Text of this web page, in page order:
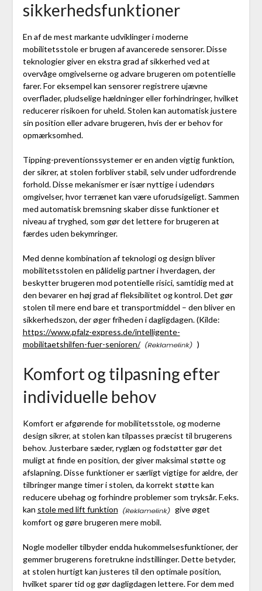
sikkerhedsfunktioner
En af de mest markante udviklinger i moderne
mobilitetsstole er brugen af avancerede sensorer. Disse
teknologier giver en ekstra grad af sikkerhed ved at
overvåge omgivelserne og advare brugeren om potentielle
farer. For eksempel kan sensorer registrere ujævne
overflader, pludselige hældninger eller forhindringer, hvilket
reducerer risikoen for uheld. Stolen kan automatisk justere
sin position eller advare brugeren, hvis der er behov for
opmærksomhed.
Tipping-preventionssystemer er en anden vigtig funktion,
der sikrer, at stolen forbliver stabil, selv under udfordrende
forhold. Disse mekanismer er især nyttige i udendørs
omgivelser, hvor terrænet kan være uforudsigeligt. Sammen
med automatisk bremsning skaber disse funktioner et
niveau af tryghed, som gør det lettere for brugeren at
færdes uden bekymringer.
Med denne kombination af teknologi og design bliver
mobilitetsstolen en pålidelig partner i hverdagen, der
beskytter brugeren mod potentielle risici, samtidig med at
den bevarer en høj grad af fleksibilitet og kontrol. Det gør
stolen til mere end bare et transportmiddel – den bliver en
sikkerhedszon, der øger friheden i dagligdagen. (Kilde:
https://www.pfalz-express.de/intelligente-
mobilitaetshilfen-fuer-senioren/
)
Komfort og tilpasning efter
individuelle behov
Komfort er afgørende for mobilitetsstole, og moderne
design sikrer, at stolen kan tilpasses præcist til brugerens
behov. Justerbare sæder, ryglæn og fodstøtter gør det
muligt at finde en position, der giver maksimal støtte og
afslapning. Disse funktioner er særligt vigtige for ældre, der
tilbringer mange timer i stolen, da korrekt støtte kan
reducere ubehag og forhindre problemer som tryksår. F.eks.
kan stole med lift funktion
give øget
komfort og gøre brugeren mere mobil.
Nogle modeller tilbyder endda hukommelsesfunktioner, der
gemmer brugerens foretrukne indstillinger. Dette betyder,
at stolen hurtigt kan justeres til den optimale position,
hvilket sparer tid og gør dagligdagen lettere. For dem med